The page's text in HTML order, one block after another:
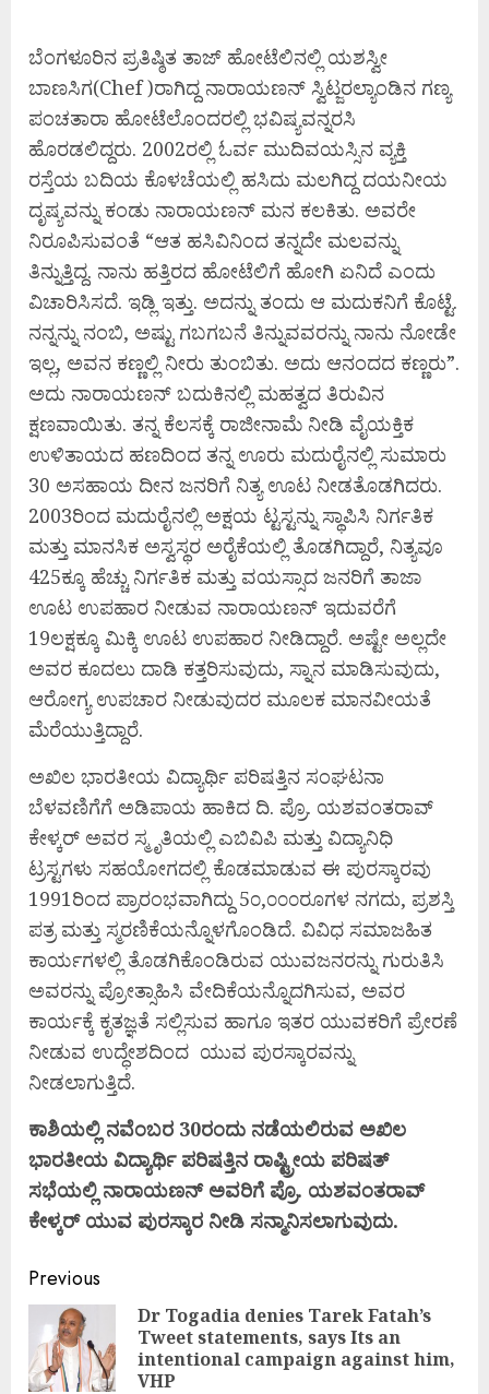
ಬೆಂಗಳೂರಿನ ಪ್ರತಿಷ್ಠಿತ ತಾಜ್ ಹೋಟೆಲಿನಲ್ಲಿ ಯಶಸ್ವೀ
ಬಾಣಸಿಗ(Chef )ರಾಗಿದ್ದ ನಾರಾಯಣನ್ ಸ್ವಿಟ್ಜರಲ್ಯಾಂಡಿನ ಗಣ್ಯ
ಪಂಚತಾರಾ ಹೋಟೆಲೊಂದರಲ್ಲಿ ಭವಿಷ್ಯವನ್ನರಸಿ
ಹೊರಡಲಿದ್ದರು. 2002ರಲ್ಲಿ ಓರ್ವ ಮುದಿವಯಸ್ಸಿನ ವ್ಯಕ್ತಿ
ರಸ್ತೆಯ ಬದಿಯ ಕೊಳಚೆಯಲ್ಲಿ ಹಸಿದು ಮಲಗಿದ್ದ ದಯನೀಯ
ದೃಷ್ಯವನ್ನು ಕಂಡು ನಾರಾಯಣನ್ ಮನ ಕಲಕಿತು. ಅವರೇ
ನಿರೂಪಿಸುವಂತೆ “ಆತ ಹಸಿವಿನಿಂದ ತನ್ನದೇ ಮಲವನ್ನು
ತಿನ್ನುತ್ತಿದ್ದ. ನಾನು ಹತ್ತಿರದ ಹೋಟೆಲಿಗೆ ಹೋಗಿ ಏನಿದೆ ಎಂದು
ವಿಚಾರಿಸಿಸದೆ. ಇಡ್ಲಿ ಇತ್ತು. ಅದನ್ನು ತಂದು ಆ ಮದುಕನಿಗೆ ಕೊಟ್ಟೆ.
ನನ್ನನ್ನು ನಂಬಿ, ಅಷ್ಟು ಗಬಗಬನೆ ತಿನ್ನುವವರನ್ನು ನಾನು ನೋಡೇ
ಇಲ್ಲ, ಅವನ ಕಣ್ಣಲ್ಲಿ ನೀರು ತುಂಬಿತು. ಅದು ಆನಂದದ ಕಣ್ಣರು”.
ಅದು ನಾರಾಯಣನ್ ಬದುಕಿನಲ್ಲಿ ಮಹತ್ವದ ತಿರುವಿನ
ಕ್ಷಣವಾಯಿತು. ತನ್ನ ಕೆಲಸಕ್ಕೆ ರಾಜೀನಾಮೆ ನೀಡಿ ವೈಯಕ್ತಿಕ
ಉಳಿತಾಯದ ಹಣದಿಂದ ತನ್ನ ಊರು ಮದುರೈನಲ್ಲಿ ಸುಮಾರು
30 ಅಸಹಾಯ ದೀನ ಜನರಿಗೆ ನಿತ್ಯ ಊಟ ನೀಡತೊಡಗಿದರು.
2003ರಿಂದ ಮದುರೈನಲ್ಲಿ ಅಕ್ಷಯ ಟ್ಟಸ್ಟನ್ನು ಸ್ಥಾಪಿಸಿ ನಿರ್ಗತಿಕ
ಮತ್ತು ಮಾನಸಿಕ ಅಸ್ವಸ್ಥರ ಅರೈಕೆಯಲ್ಲಿ ತೊಡಗಿದ್ದಾರೆ, ನಿತ್ಯವೂ
425ಕ್ಕೂ ಹೆಚ್ಚು ನಿರ್ಗತಿಕ ಮತ್ತು ವಯಸ್ಸಾದ ಜನರಿಗೆ ತಾಜಾ
ಊಟ ಉಪಹಾರ ನೀಡುವ ನಾರಾಯಣನ್ ಇದುವರೆಗೆ
19ಲಕ್ಷಕ್ಕೂ ಮಿಕ್ಕಿ ಊಟ ಉಪಹಾರ ನೀಡಿದ್ದಾರೆ. ಅಷ್ಟೇ ಅಲ್ಲದೇ
ಅವರ ಕೂದಲು ದಾಡಿ ಕತ್ತರಿಸುವುದು, ಸ್ನಾನ ಮಾಡಿಸುವುದು,
ಆರೋಗ್ಯ ಉಪಚಾರ ನೀಡುವುದರ ಮೂಲಕ ಮಾನವೀಯತೆ
ಮೆರೆಯುತ್ತಿದ್ದಾರೆ.
ಅಖಿಲ ಭಾರತೀಯ ವಿದ್ಯಾರ್ಥಿ ಪರಿಷತ್ತಿನ ಸಂಘಟನಾ
ಬೆಳವಣಿಗೆಗೆ ಅಡಿಪಾಯ ಹಾಕಿದ ದಿ. ಪ್ರೊ. ಯಶವಂತರಾವ್
ಕೇಳ್ಕರ್ ಅವರ ಸ್ಮೃತಿಯಲ್ಲಿ ಎಬಿವಿಪಿ ಮತ್ತು ವಿದ್ಯಾನಿಧಿ
ಟ್ರಸ್ಟಗಳು ಸಹಯೋಗದಲ್ಲಿ ಕೊಡಮಾಡುವ ಈ ಪುರಸ್ಕಾರವು
1991ರಿಂದ ಪ್ರಾರಂಭವಾಗಿದ್ದು 5೦,೦೦೦ರೂಗಳ ನಗದು, ಪ್ರಶಸ್ತಿ
ಪತ್ರ ಮತ್ತು ಸ್ಮರಣಿಕೆಯನ್ನೊಳಗೊಂಡಿದೆ. ವಿವಿಧ ಸಮಾಜಹಿತ
ಕಾರ್ಯಗಳಲ್ಲಿ ತೊಡಗಿಕೊಂಡಿರುವ ಯುವಜನರನ್ನು ಗುರುತಿಸಿ
ಅವರನ್ನು ಪ್ರೋತ್ಸಾಹಿಸಿ ವೇದಿಕೆಯನ್ನೊದಗಿಸುವ, ಅವರ
ಕಾರ್ಯಕ್ಕೆ ಕೃತಜ್ಞತೆ ಸಲ್ಲಿಸುವ ಹಾಗೂ ಇತರ ಯುವಕರಿಗೆ ಪ್ರೇರಣೆ
ನೀಡುವ ಉದ್ಧೇಶದಿಂದ ಯುವ ಪುರಸ್ಕಾರವನ್ನು
ನೀಡಲಾಗುತ್ತಿದೆ.
ಕಾಶಿಯಲ್ಲಿ ನವೆಂಬರ 30ರಂದು ನಡೆಯಲಿರುವ ಅಖಿಲ
ಭಾರತೀಯ ವಿದ್ಯಾರ್ಥಿ ಪರಿಷತ್ತಿನ ರಾಷ್ಟ್ರೀಯ ಪರಿಷತ್
ಸಭೆಯಲ್ಲಿ ನಾರಾಯಣನ್ ಅವರಿಗೆ ಪ್ರೊ. ಯಶವಂತರಾವ್
ಕೇಳ್ಕರ್ ಯುವ ಪುರಸ್ಕಾರ ನೀಡಿ ಸನ್ಮಾನಿಸಲಾಗುವುದು.
Continue
Reading
Previous
Dr Togadia denies Tarek Fatah’s
Tweet statements, says Its an
intentional campaign against him,
VHP